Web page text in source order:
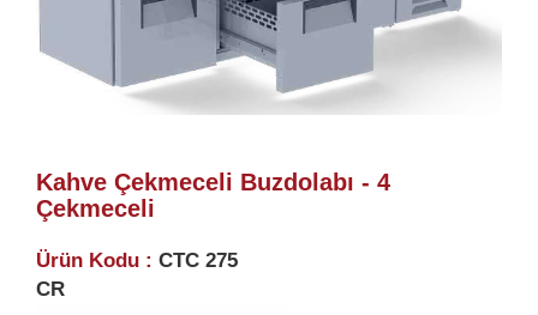
Kahve Çekmeceli Buzdolabı - 4
Çekmeceli
Ürün Kodu : CTC 275
CR